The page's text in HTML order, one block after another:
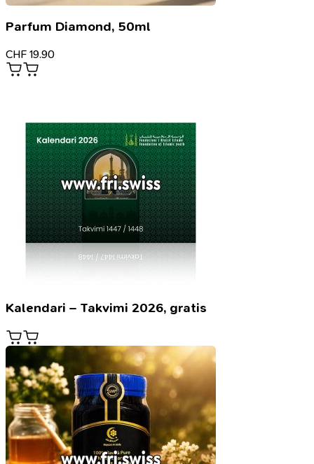
Parfum Diamond, 50ml
CHF 19.90
Kalendari – Takvimi 2026, gratis